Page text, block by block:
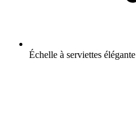
Échelle à serviettes élégante